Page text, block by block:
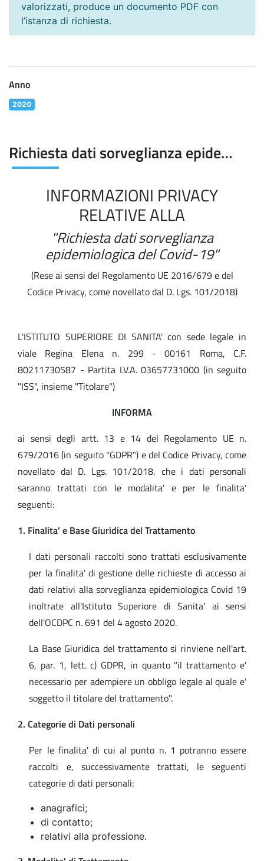
valorizzati, produce un documento PDF con
l’istanza di richiesta.
Anno
2020
Richiesta dati sorveglianza epidemiologica del Covid-19
INFORMAZIONI PRIVACY
RELATIVE ALLA
"Richiesta dati sorveglianza
epidemiologica del Covid-19"
(Rese ai sensi del Regolamento UE 2016/679 e del
Codice Privacy, come novellato dal D. Lgs. 101/2018)
L'ISTITUTO SUPERIORE DI SANITA' con sede legale in
viale Regina Elena n. 299 - 00161 Roma, C.F.
80211730587 - Partita I.V.A. 03657731000 (in seguito
"ISS", insieme "Titolare")
INFORMA
ai sensi degli artt. 13 e 14 del Regolamento UE n.
679/2016 (in seguito "GDPR") e del Codice Privacy, come
novellato dal D. Lgs. 101/2018, che i dati personali
saranno trattati con le modalita' e per le finalita'
seguenti:
1. Finalita' e Base Giuridica del Trattamento
I dati personali raccolti sono trattati esclusivamente
per la finalita' di gestione delle richieste di accesso ai
dati relativi alla sorveglianza epidemiologica Covid 19
inoltrate all'Istituto Superiore di Sanita' ai sensi
dell'OCDPC n. 691 del 4 agosto 2020.
La Base Giuridica del trattamento si rinviene nell'art.
6, par. 1, lett. c) GDPR, in quanto "il trattamento e'
necessario per adempiere un obbligo legale al quale e'
soggetto il titolare del trattamento".
2. Categorie di Dati personali
Per le finalita' di cui al punto n. 1 potranno essere
raccolti e, successivamente trattati, le seguenti
categorie di dati personali:
anagrafici;
di contatto;
relativi alla professione.